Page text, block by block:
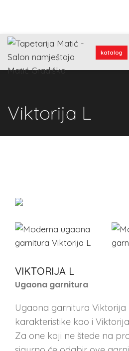
katalog
Viktorija L
VIKTORIJA L
Ugaona garnitura
Ugaona garnitura Viktorija
karakteristike kao i
Za one koji ne štede na